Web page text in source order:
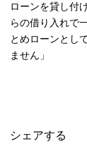
ローンを貸し付
らの借り入れで
とめローンとし
ません」
シェアする